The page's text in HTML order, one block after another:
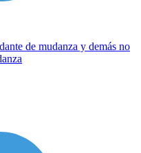
de mudanza y demás no